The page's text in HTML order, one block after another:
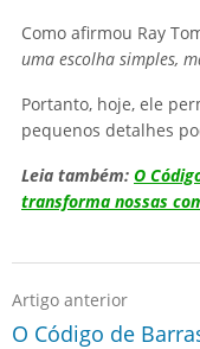
Como afirmou Ray
uma escolha simples,
Portanto, hoje, ele
pequenos detalhes
Leia também: O
transforma nossas
Artigo anterior
O Código de